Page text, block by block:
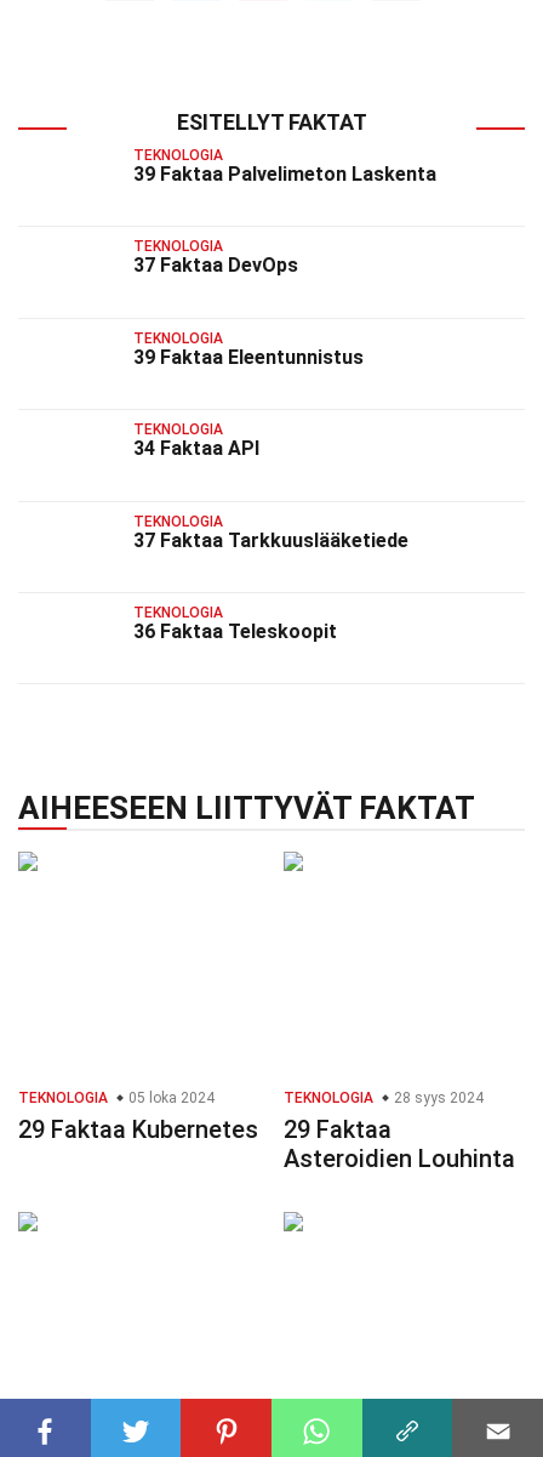
ESITELLYT FAKTAT
TEKNOLOGIA
39 Faktaa Palvelimeton Laskenta
TEKNOLOGIA
37 Faktaa DevOps
TEKNOLOGIA
39 Faktaa Eleentunnistus
TEKNOLOGIA
34 Faktaa API
TEKNOLOGIA
37 Faktaa Tarkkuuslääketiede
TEKNOLOGIA
36 Faktaa Teleskoopit
AIHEESEEN LIITTYVÄT FAKTAT
TEKNOLOGIA 05 loka 2024
29 Faktaa Kubernetes
TEKNOLOGIA 28 syys 2024
29 Faktaa
Asteroidien Louhinta